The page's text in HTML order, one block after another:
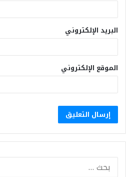
البريد الإلكتروني
الموقع الإلكتروني